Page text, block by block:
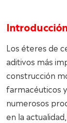
Los éteres de
aditivos más
construcción
farmacéuticos
numerosos
en la actualidad,